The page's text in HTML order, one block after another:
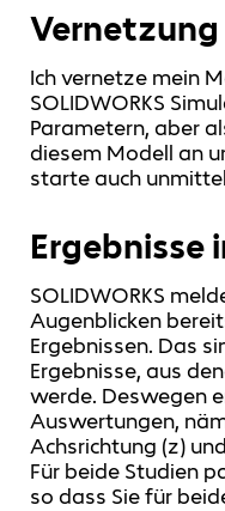
Ich vernetze mein
SOLIDWORKS
Parametern, aber
diesem Modell an
starte auch
Ergebnisse
SOLIDWORKS
Augenblicken
Ergebnissen. Das
Ergebnisse, aus
werde. Deswegen
Auswertungen,
Achsrichtung (z)
Für beide Studien
so dass Sie für